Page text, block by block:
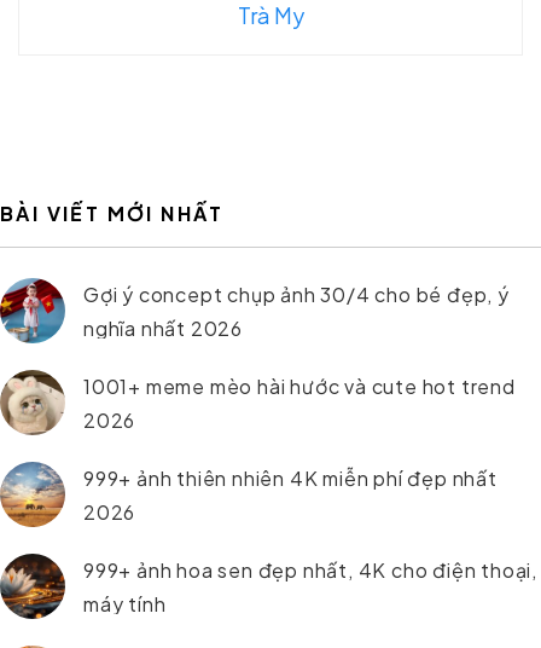
Trà My
BÀI VIẾT MỚI NHẤT
Gợi ý concept chụp ảnh 30/4 cho bé đẹp, ý
nghĩa nhất 2026
1001+ meme mèo hài hước và cute hot trend
2026
999+ ảnh thiên nhiên 4K miễn phí đẹp nhất
2026
999+ ảnh hoa sen đẹp nhất, 4K cho điện thoại,
máy tính